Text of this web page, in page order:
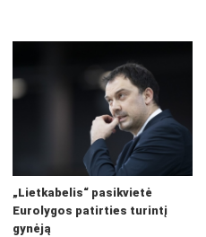
„Lietkabelis“ pasikvietė
Eurolygos patirties turintį
gynėją